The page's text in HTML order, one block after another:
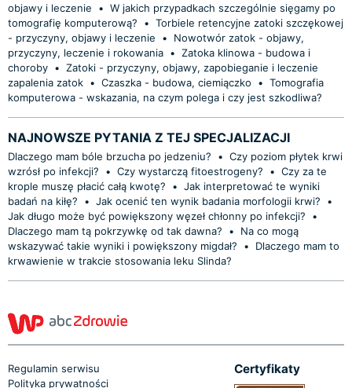
objawy i leczenie
• W jakich przypadkach szczególnie sięgamy po
tomografię komputerową?
• Torbiele retencyjne zatoki szczękowej
- przyczyny, objawy i leczenie
•
Nowotwór zatok - objawy,
przyczyny, leczenie i rokowania • Zatoka klinowa - budowa i
choroby • Zatoki - przyczyny, objawy, zapobieganie i leczenie
zapalenia zatok • Czaszka - budowa, ciemiączko • Tomografia
komputerowa - wskazania, na czym polega i czy jest szkodliwa?
NAJNOWSZE PYTANIA Z TEJ SPECJALIZACJI
Dlaczego mam bóle brzucha po jedzeniu? • Czy poziom płytek krwi
wzrósł po infekcji?
• Czy wystarczą fitoestrogeny? • Czy za te
krople muszę płacić całą kwotę?
• Jak interpretować te wyniki
badań na kiłę?
• Jak ocenić ten wynik badania morfologii krwi?
•
Jak długo może być powiększony węzeł chłonny po infekcji?
•
Dlaczego mam tą pokrzywkę od tak dawna?
•
Na co mogą
wskazywać takie wyniki i powiększony migdał?
•
Dlaczego mam to
krwawienie w trakcie stosowania leku Slinda?
Regulamin serwisu
Polityka prywatności
Certyfikaty